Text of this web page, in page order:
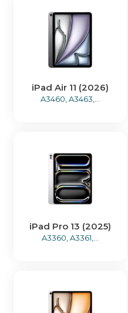
iPad Air 11 (2026)
A3460, A3463,...
iPad Pro 13 (2025)
A3360, A3361,...